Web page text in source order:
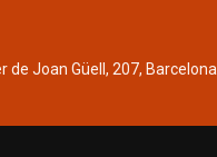
Joan Güell, 207, Barcelona.